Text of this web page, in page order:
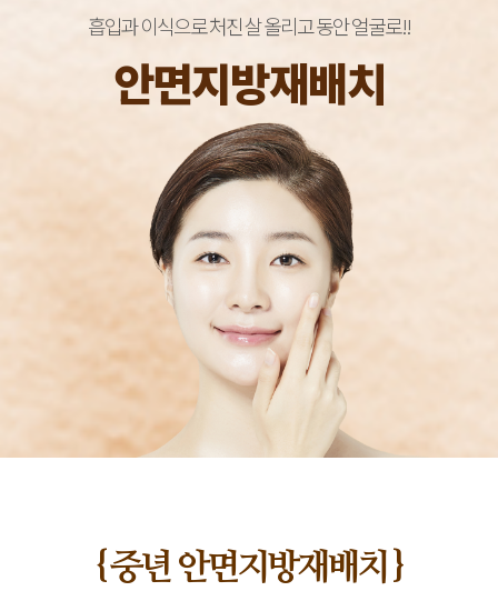
흡입과 이식으로 처진 살 올리고 동안 얼굴로!!
안면지방재배치
{ 중년 안면지방재배치 }